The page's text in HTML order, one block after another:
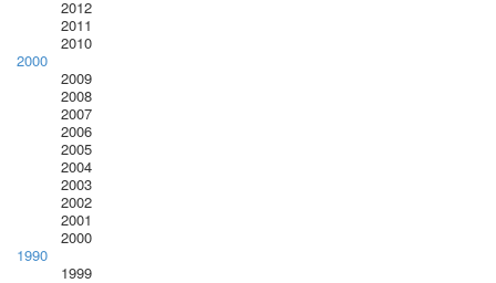
2012
2011
2010
2000
2009
2008
2007
2006
2005
2004
2003
2002
2001
2000
1990
1999